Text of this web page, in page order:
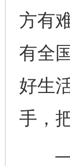
方有
有全
好生
手，